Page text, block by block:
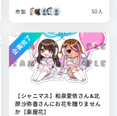
参加 50人
【シャニマス】和泉愛依さん&北
原沙弥香さんにお花を贈りません
か【楽屋花】
企画完了